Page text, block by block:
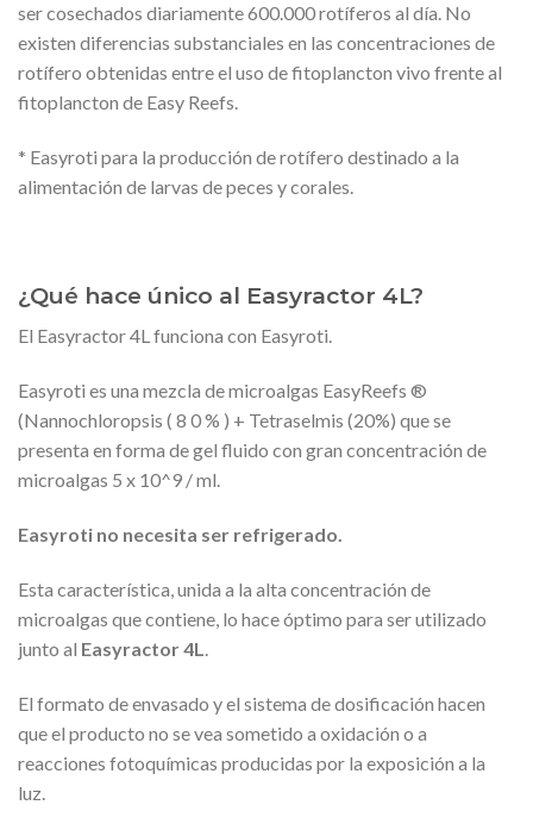
ser cosechados diariamente 600.000 rotíferos al día. No
existen diferencias substanciales en las concentraciones de
rotífero obtenidas entre el uso de fitoplancton vivo frente al
fitoplancton de Easy Reefs.
* Easyroti para la producción de rotífero destinado a la
alimentación de larvas de peces y corales.
¿Qué hace único al Easyractor 4L?
El Easyractor 4L funciona con Easyroti.
Easyroti es una mezcla de microalgas EasyReefs ®
(Nannochloropsis ( 8 0 % ) + Tetraselmis (20%) que se
presenta en forma de gel fluido con gran concentración de
microalgas 5 x 10^9 / ml.
Easyroti no necesita ser refrigerado.
Esta característica, unida a la alta concentración de
microalgas que contiene, lo hace óptimo para ser utilizado
junto al Easyractor 4L.
El formato de envasado y el sistema de dosificación hacen
que el producto no se vea sometido a oxidación o a
reacciones fotoquímicas producidas por la exposición a la
luz.